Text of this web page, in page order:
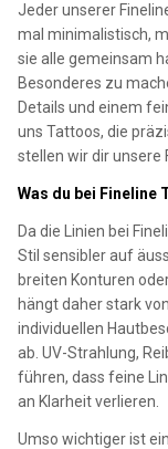
Jeder unserer
mal minimalistisch,
sie alle gemeinsam
Besonderes zu
Details und einem
uns Tattoos, die
stellen wir dir unsere
Was du bei
Da die Linien bei
Stil sensibler auf
breiten Konturen
hängt daher stark
individuellen
ab. UV-Strahlung,
führen, dass feine
an Klarheit verlieren.
Umso wichtiger ist